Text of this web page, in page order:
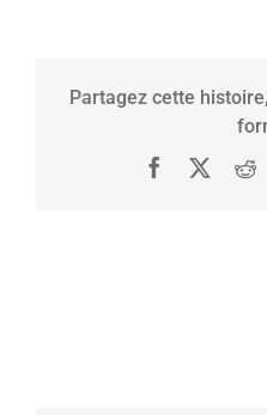
Partagez cette
Facebook